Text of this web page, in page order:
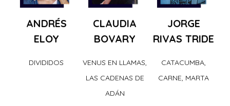
ANDRÉS
ELOY
DIVIDIDOS
CLAUDIA
BOVARY
VENUS EN LLAMAS,
LAS CADENAS DE
ADÁN
JORGE
RIVAS TRIDE
CATACUMBA,
CARNE, MARTA